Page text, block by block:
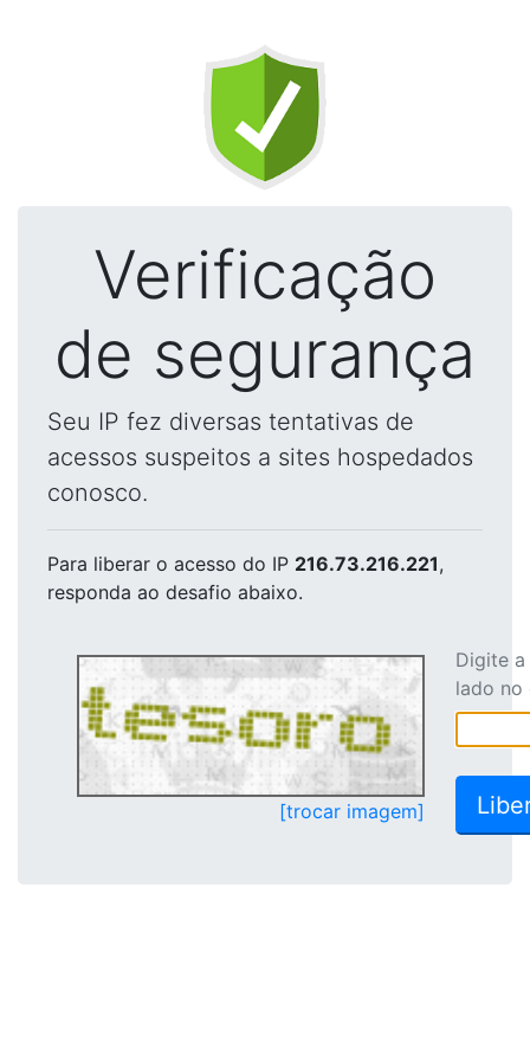
Verificação
de segurança
Seu IP fez diversas tentativas de
acessos suspeitos a sites hospedados
conosco.
Para liberar o acesso do IP 216.73.216.221,
responda ao desafio abaixo.
[trocar imagem]
Digite
lado no